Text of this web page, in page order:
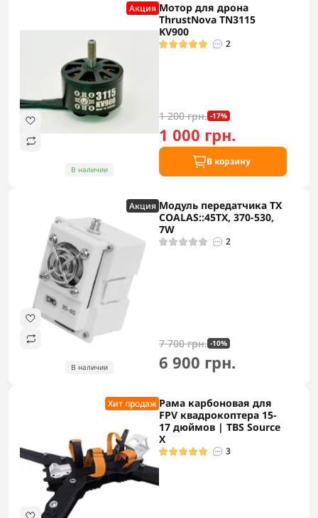
Акция
В наличии
Мотор для дрона
ThrustNova TN3115
KV900
2
1 200 грн. -17%
1 000 грн.
В корзину
Акция
В наличии
Модуль передатчика TX
COALAS::45TX, 370-530,
7W
2
7 700 грн. -10%
6 900 грн.
Хит продаж Рама карбоновая для
FPV квадрокоптера 15-
17 дюймов | TBS Source
X
3